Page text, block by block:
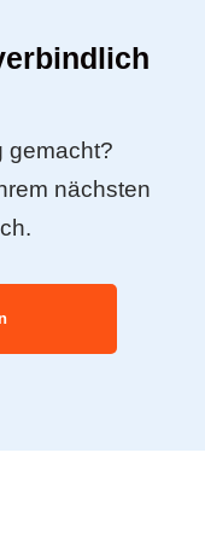
gemacht?
nächsten